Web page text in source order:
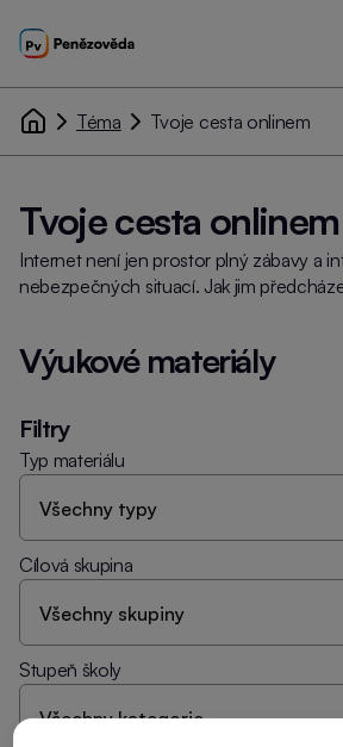
Téma Tvoje cesta onlinem
Tvoje cesta onlinem
Internet není jen prostor plný zábavy a
nebezpečných situací. Jak jim
Výukové materiály
Filtry
Typ materiálu
Cílová skupina
Stupeň školy